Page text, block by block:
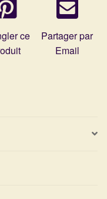
votre bouclier
ce
Partager par
Email